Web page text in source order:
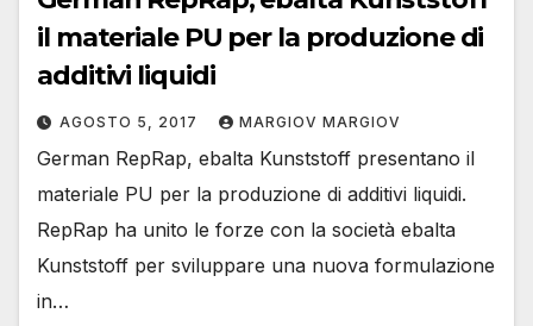
il materiale PU per la produzione di
additivi liquidi
AGOSTO 5, 2017 MARGIOV MARGIOV
German RepRap, ebalta Kunststoff presentano il
materiale PU per la produzione di additivi liquidi.
RepRap ha unito le forze con la società ebalta
Kunststoff per sviluppare una nuova formulazione
in…